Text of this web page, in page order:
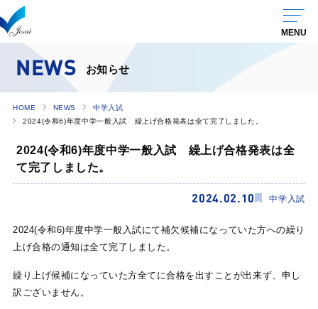
NEWS お知らせ
HOME NEWS
中学入試
2024(令和6)年度中学一般入試 繰上げ合格発表は全て完了しました。
2024(令和6)年度中学一般入試 繰上げ合格発表は全
て完了しました。
2024.02.10 中学入試
2024(令和6)年度中学一般入試にて補欠候補になっていた方への繰り
上げ合格の通知は全て完了しました。
繰り上げ候補になっていた方全てに合格を出すことが出来ず、申し
訳ございません。